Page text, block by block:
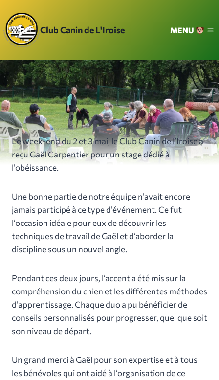
au
contenu
Club Canin de L'Iroise MENU
Le week-end du 2 et 3 mai, le Club Canin de l’Iroise a
reçu Gaël Carpentier pour un stage dédié à
l’obéissance.
Une bonne partie de notre équipe n’avait encore
jamais participé à ce type d’événement. Ce fut
l’occasion idéale pour eux de découvrir les
techniques de travail de Gaël et d’aborder la
discipline sous un nouvel angle.
Pendant ces deux jours, l’accent a été mis sur la
compréhension du chien et les différentes méthodes
d’apprentissage. Chaque duo a pu bénéficier de
conseils personnalisés pour progresser, quel que soit
son niveau de départ.
Un grand merci à Gaël pour son expertise et à tous
les bénévoles qui ont aidé à l’organisation de ce